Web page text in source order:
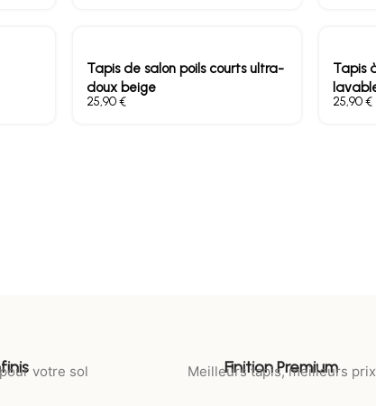
Tapis de salon poils courts ultra-
doux beige
€
Tapis
€
votre sol Finition Premium
Meilleurs tapis, meilleurs prix